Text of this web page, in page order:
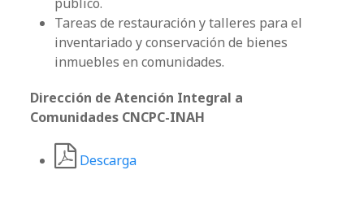
Tareas de restauración y talleres para el
inventariado y conservación de bienes
inmuebles en comunidades.
Dirección de Atención Integral a
Comunidades CNCPC-INAH
Descarga